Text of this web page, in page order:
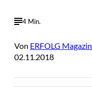
4 Min.
Von ERFOLG Magazin
02.11.2018